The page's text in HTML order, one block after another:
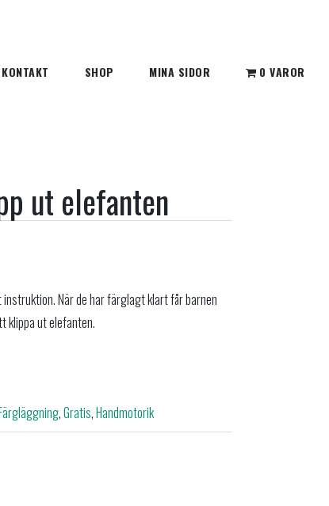
KONTAKT SHOP MINA SIDOR 0 VAROR
ut elefanten
När de har färglagt klart får barnen
klippa ut elefanten.
,Gratis,Handmotorik